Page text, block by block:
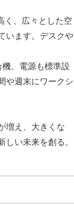
く、広々とした空
います。デスクや
、電源も標準設
や週末にワークシ
増え、大きくな
い未来を創る。